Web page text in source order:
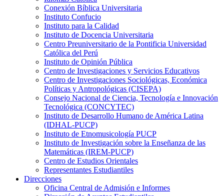
Conexión Bíblica Universitaria
Instituto Confucio
Instituto para la Calidad
Instituto de Docencia Universitaria
Centro Preuniversitario de la Pontificia Universidad
Católica del Perú
Instituto de Opinión Pública
Centro de Investigaciones y Servicios Educativos
Centro de Investigaciones Sociológicas, Económica
Políticas y Antropológicas (CISEPA)
Consejo Nacional de Ciencia, Tecnología e Innovación
Tecnológica (CONCYTEC)
Instituto de Desarrollo Humano de América Latina
(IDHAL-PUCP)
Instituto de Etnomusicología PUCP
Instituto de Investigación sobre la Enseñanza de las
Matemáticas (IREM-PUCP)
Centro de Estudios Orientales
Representantes Estudiantiles
Direcciones
Oficina Central de Admisión e Informes